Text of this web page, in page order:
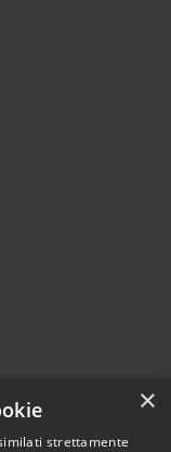
×
strettamente